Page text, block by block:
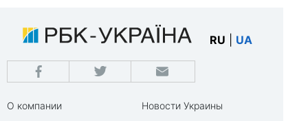
RU UA
О компании
Новости Украины